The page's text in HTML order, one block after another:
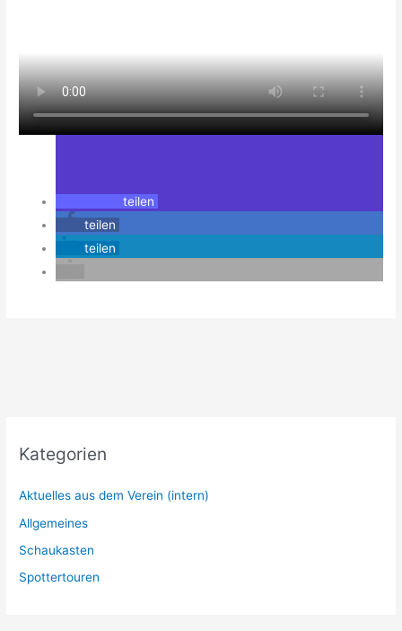
teilen
teilen
teilen
Kategorien
Aktuelles aus dem Verein (intern)
Allgemeines
Schaukasten
Spottertouren